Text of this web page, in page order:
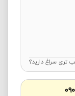
تری سراغ دارید؟